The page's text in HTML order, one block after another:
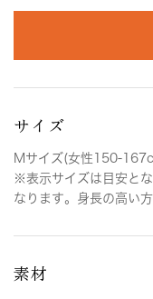
サイズ
Mサイズ(女性150-
※表示サイズは目安と
なります。身長の高い
素材